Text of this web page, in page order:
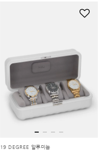
19 DEGREE 알루미늄